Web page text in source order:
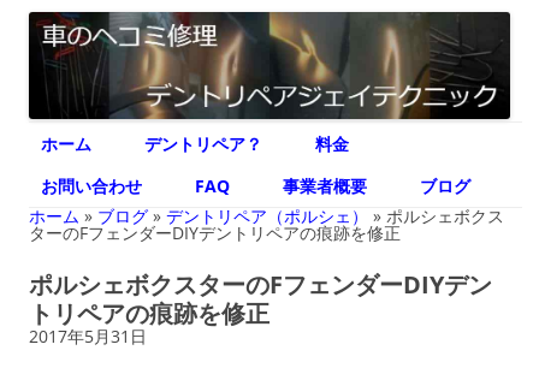
デントリペア ジェイテクニック
車のヘコミ修理専門 神奈川県横浜市 デントリペア ジェイテクニック
ン
ツ
へ
ス
キ
プ
ホーム デントリペア？
料金
お問い合わせ
FAQ 事業者概要
ブログ
ホーム » ブログ » デントリペア（ポルシェ） » ポルシェボクス
ターのFフェンダーDIYデントリペアの痕跡を修正
ポルシェボクスターのFフェンダーDIYデン
トリペアの痕跡を修正
2017年5月31日